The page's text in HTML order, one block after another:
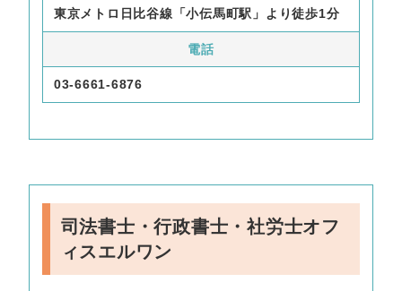
東京メトロ日比谷線「小伝馬町駅」より徒歩1分
電話
03-6661-6876
司法書士・行政書士・社労士オフ
ィスエルワン